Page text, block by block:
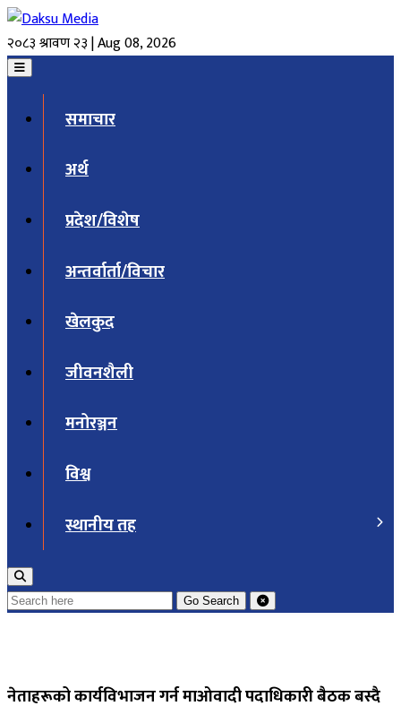
२०८३ श्रावण २३ | Aug 08, 2026
समाचार
अर्थ
प्रदेश/विशेष
अन्तर्वार्ता/विचार
खेलकुद
जीवनशैली
मनोरञ्जन
विश्व
स्थानीय तह
Go Search
नेताहरूको कार्यविभाजन गर्न माओवादी पदाधिकारी बैठक बस्दै